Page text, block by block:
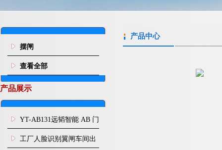
摆闸
查看全部
产品展示
YT-AB131远韬智能 AB 门
闸机双通道互锁防尾随闸
工厂人脸识别翼闸车间出
产品中心